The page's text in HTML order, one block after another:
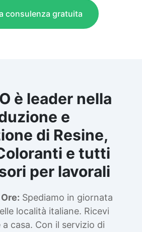
consulenza gratuita
è leader nella
e
di Resine,
e tutti
per lavorali
Spediamo in giornata
località italiane. Ricevi
casa. Con il servizio di